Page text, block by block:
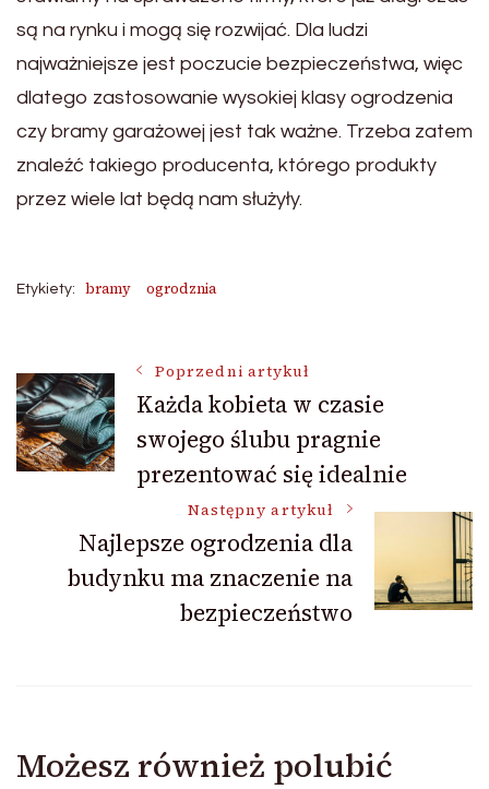
są na rynku i mogą się rozwijać. Dla ludzi
najważniejsze jest poczucie bezpieczeństwa, więc
dlatego zastosowanie wysokiej klasy ogrodzenia
czy bramy garażowej jest tak ważne. Trzeba zatem
znaleźć takiego producenta, którego produkty
przez wiele lat będą nam służyły.
Etykiety: bramy ogrodznia
Nawigacja
wpisu
Poprzedni artykuł
Każda kobieta w czasie
swojego ślubu pragnie
prezentować się idealnie
Następny artykuł
Najlepsze ogrodzenia dla
budynku ma znaczenie na
bezpieczeństwo
Możesz również polubić